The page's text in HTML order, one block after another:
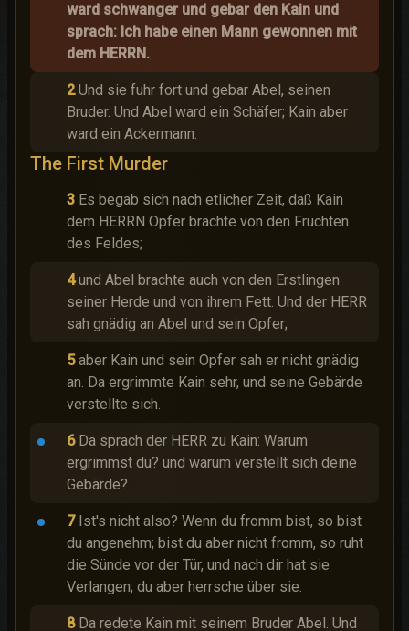
ward schwanger und gebar den Kain und
sprach: Ich habe einen Mann gewonnen mit
dem HERRN.
2 Und sie fuhr fort und gebar Abel, seinen
Bruder. Und Abel ward ein Schäfer; Kain aber
ward ein Ackermann.
The First Murder
3 Es begab sich nach etlicher Zeit, daß Kain
dem HERRN Opfer brachte von den Früchten
des Feldes;
4 und Abel brachte auch von den Erstlingen
seiner Herde und von ihrem Fett. Und der HERR
sah gnädig an Abel und sein Opfer;
5 aber Kain und sein Opfer sah er nicht gnädig
an. Da ergrimmte Kain sehr, und seine Gebärde
verstellte sich.
6 Da sprach der HERR zu Kain: Warum
ergrimmst du? und warum verstellt sich deine
Gebärde?
7 Ist's nicht also? Wenn du fromm bist, so bist
du angenehm; bist du aber nicht fromm, so ruht
die Sünde vor der Tür, und nach dir hat sie
Verlangen; du aber herrsche über sie.
8 Da redete Kain mit seinem Bruder Abel. Und